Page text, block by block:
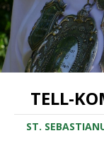
TELL-
ST.